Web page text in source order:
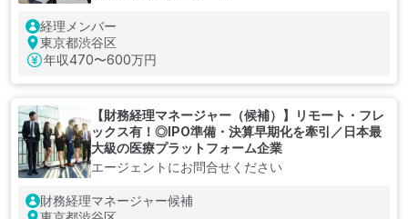
経理メンバー
東京都渋谷区
年収470〜600万円
【財務経理マネージャー（候補）】リモート・フレ
ックス有！◎IPO準備・決算早期化を牽引／日本最
大級の医療プラットフォーム企業
エージェントにお問合せください
財務経理マネージャー候補